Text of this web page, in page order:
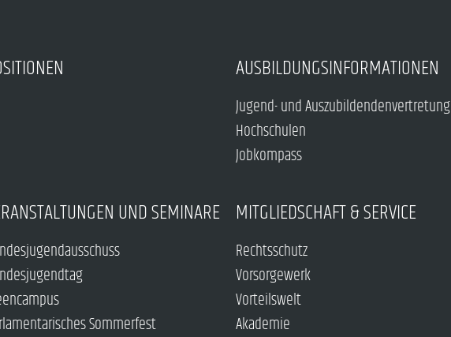
AUSBILDUNGSINFORMATIONEN
Jugend- und Auszubildendenvertretung
Hochschulen
Jobkompass
UND SEMINARE
Sommerfest
MITGLIEDSCHAFT & SERVICE
Rechtsschutz
Vorsorgewerk
Vorteilswelt
Akademie